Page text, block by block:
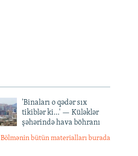
'Binaları o qədər sıx
tikiblər ki...' — Küləklər
şəhərində hava böhranı
Bölmənin bütün materialları burada